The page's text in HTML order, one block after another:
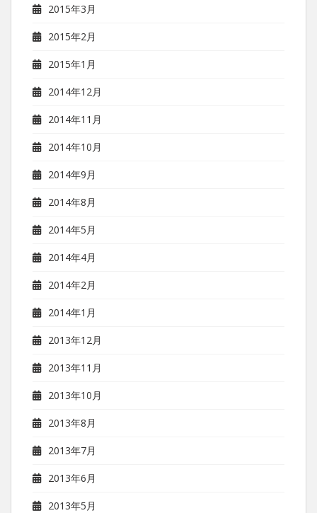
2015年3月
2015年2月
2015年1月
2014年12月
2014年11月
2014年10月
2014年9月
2014年8月
2014年5月
2014年4月
2014年2月
2014年1月
2013年12月
2013年11月
2013年10月
2013年8月
2013年7月
2013年6月
2013年5月